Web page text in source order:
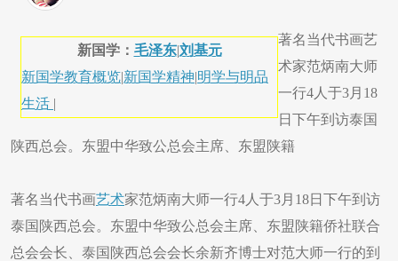
新国学： 毛泽东|刘基元
新国学教育概览|新国学精神|明学与明品
生活 |
著名当代书画艺
术家范炳南大师
一行4人于3月18
日下午到访泰国
陕西总会。东盟中华致公总会主席、东盟陕籍
著名当代书画艺术家范炳南大师一行4人于3月18日下午到访
泰国陕西总会。东盟中华致公总会主席、东盟陕籍侨社联合
总会会长、泰国陕西总会会长余新齐博士对范大师一行的到